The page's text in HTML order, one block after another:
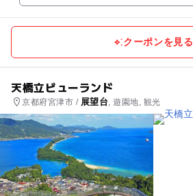
クーポンを見る
天橋立ビューランド
京都府宮津市 / 展望台, 遊園地, 観光